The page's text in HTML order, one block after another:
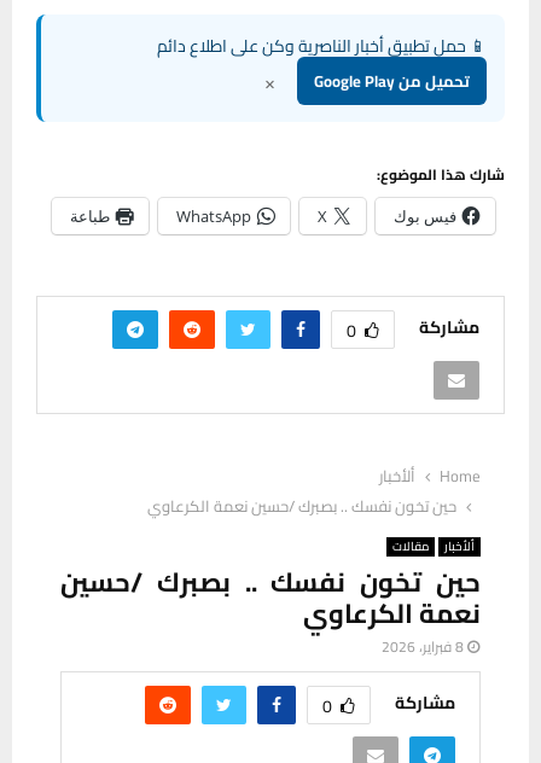
📱 حمل تطبيق أخبار الناصرية وكن على اطلاع دائم
تحميل من Google Play ×
شارك هذا الموضوع:
فيس بوك X
WhatsApp طباعة
مشاركة 0
Home
ألأخبار
حين تخون نفسك .. بصبرك /حسين نعمة الكرعاوي
ألأخبار مقالات
حين تخون نفسك .. بصبرك /حسين
نعمة الكرعاوي
8 فبراير، 2026
مشاركة 0